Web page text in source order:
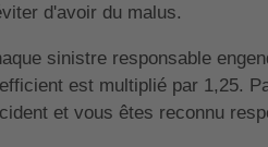
d'avoir du malus.
sinistre responsable
est multiplié par 1,25.
et vous êtes reconnu